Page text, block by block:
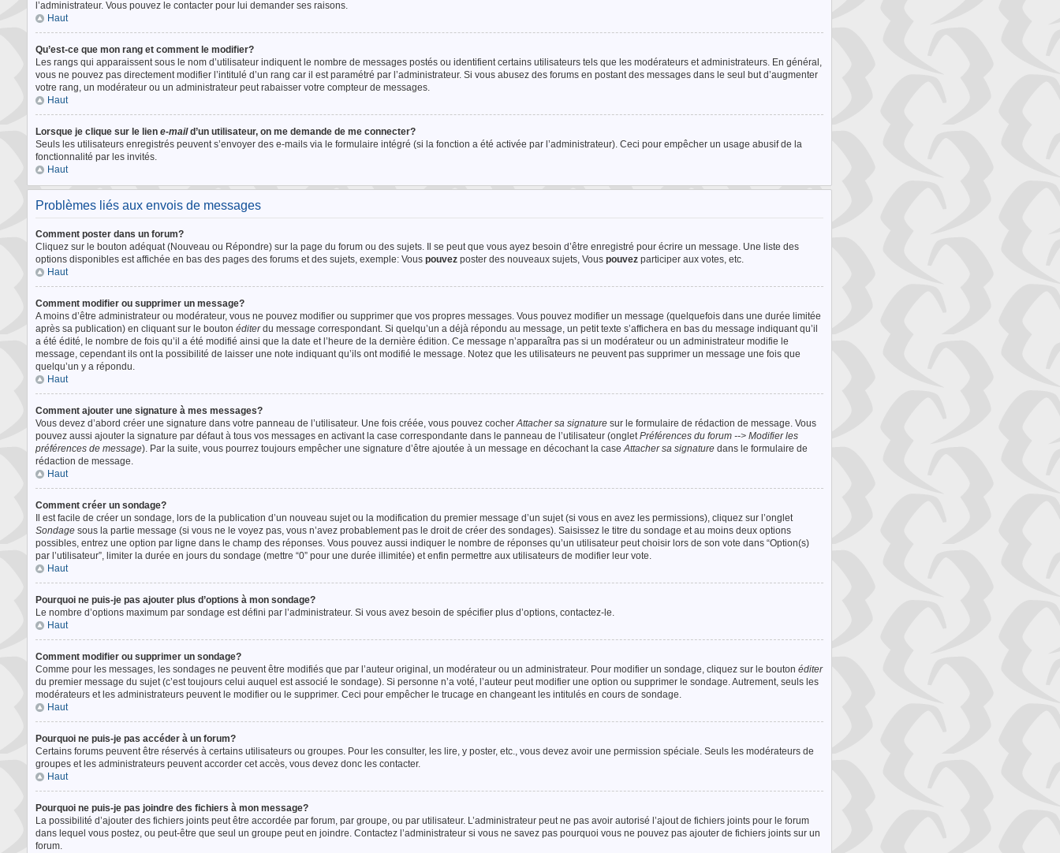
l’administrateur. Vous pouvez le contacter pour lui demander ses raisons.
Haut
Qu’est-ce que mon rang et comment le modifier?
Les rangs qui apparaissent sous le nom d’utilisateur indiquent le nombre de messages postés ou identifient certains utilisateurs tels que les modérateurs et administrateurs. En général,
vous ne pouvez pas directement modifier l’intitulé d’un rang car il est paramétré par l’administrateur. Si vous abusez des forums en postant des messages dans le seul but d’augmenter
votre rang, un modérateur ou un administrateur peut rabaisser votre compteur de messages.
Haut
Lorsque je clique sur le lien e-maild’un utilisateur, on me demande de me connecter?
Seuls les utilisateurs enregistrés peuvent s’envoyer des e-mails via le formulaire intégré (si la fonction a été activée par l’administrateur). Ceci pour empêcher un usage abusif de la
fonctionnalité par les invités.
Haut
Problèmes liés aux envois de messages
Comment poster dans un forum?
Cliquez sur le bouton adéquat (Nouveau ou Répondre) sur la page du forum ou des sujets. Il se peut que vous ayez besoin d’être enregistré pour écrire un message. Une liste des
options disponibles est affichée en bas des pages des forums et des sujets, exemple: Vous pouvezposter des nouveaux sujets, Vous pouvezparticiper aux votes, etc.
Haut
Comment modifier ou supprimer un message?
A moins d’être administrateur ou modérateur, vous ne pouvez modifier ou supprimer que vos propres messages. Vous pouvez modifier un message (quelquefois dans une durée limitée
après sa publication) en cliquant sur le bouton éditerdu message correspondant. Si quelqu’un a déjà répondu au message, un petit texte s’affichera en bas du message indiquant qu’il
a été édité, le nombre de fois qu’il a été modifié ainsi que la date et l’heure de la dernière édition. Ce message n’apparaîtra pas si un modérateur ou un administrateur modifie le
message, cependant ils ont la possibilité de laisser une note indiquant qu’ils ont modifié le message. Notez que les utilisateurs ne peuvent pas supprimer un message une fois que
quelqu’un y a répondu.
Haut
Comment ajouter une signature à mes messages?
Vous devez d’abord créer une signature dans votre panneau de l’utilisateur. Une fois créée, vous pouvez cocherAttacher sa signaturesur le formulaire de rédaction de message. Vous
pouvez aussi ajouter la signature par défaut à tous vos messages en activant la case correspondante dans le panneau de l’utilisateur (ongletPréférences du forum --> Modifier les
préférences de message). Par la suite, vous pourrez toujours empêcher une signature d’être ajoutée à un message en décochant la caseAttacher sa signaturedans le formulaire de
rédaction de message.
Haut
Comment créer un sondage?
Il est facile de créer un sondage, lors de la publication d’un nouveau sujet ou la modification du premier message d’un sujet (si vous en avez les permissions), cliquez sur l’onglet
Sondagesous la partie message (si vous ne le voyez pas, vous n’avez probablement pas le droit de créer des sondages). Saisissez le titre du sondage et au moins deux options
possibles, entrez une option par ligne dans le champ des réponses. Vous pouvez aussi indiquer le nombre de réponses qu’un utilisateur peut choisir lors de son vote dans “Option(s)
par l’utilisateur”, limiter la durée en jours du sondage (mettre “0” pour une durée illimitée) et enfin permettre aux utilisateurs de modifier leur vote.
Haut
Pourquoi ne puis-je pas ajouter plus d’options à mon sondage?
Le nombre d’options maximum par sondage est défini par l’administrateur. Si vous avez besoin de spécifier plus d’options, contactez-le.
Haut
Comment modifier ou supprimer un sondage?
Comme pour les messages, les sondages ne peuvent être modifiés que par l’auteur original, un modérateur ou un administrateur. Pour modifier un sondage, cliquez sur le bouton éditer
du premier message du sujet (c’est toujours celui auquel est associé le sondage). Si personne n’a voté, l’auteur peut modifier une option ou supprimer le sondage. Autrement, seuls les
modérateurs et les administrateurs peuvent le modifier ou le supprimer. Ceci pour empêcher le trucage en changeant les intitulés en cours de sondage.
Haut
Pourquoi ne puis-je pas accéder à un forum?
Certains forums peuvent être réservés à certains utilisateurs ou groupes. Pour les consulter, les lire, y poster, etc., vous devez avoir une permission spéciale. Seuls les modérateurs de
groupes et les administrateurs peuvent accorder cet accès, vous devez donc les contacter.
Haut
Pourquoi ne puis-je pas joindre des fichiers à mon message?
La possibilité d’ajouter des fichiers joints peut être accordée par forum, par groupe, ou par utilisateur. L’administrateur peut ne pas avoir autorisé l’ajout de fichiers joints pour le forum
dans lequel vous postez, ou peut-être que seul un groupe peut en joindre. Contactez l’administrateur si vous ne savez pas pourquoi vous ne pouvez pas ajouter de fichiers joints sur un
forum.